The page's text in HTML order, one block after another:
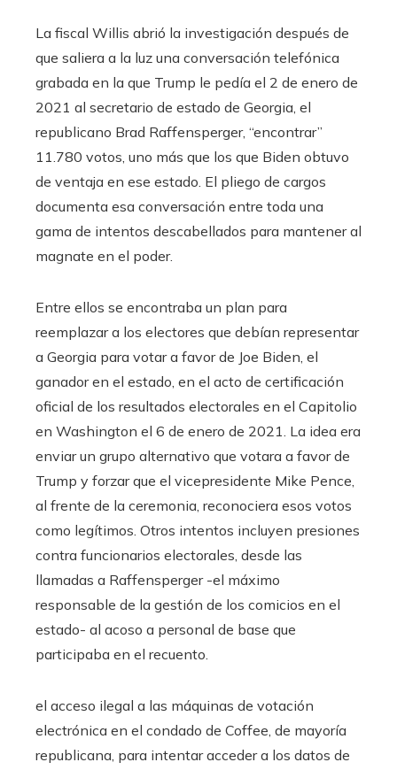
La fiscal Willis abrió la investigación después de
que saliera a la luz una conversación telefónica
grabada en la que Trump le pedía el 2 de enero de
2021 al secretario de estado de Georgia, el
republicano Brad Raffensperger, “encontrar”
11.780 votos, uno más que los que Biden obtuvo
de ventaja en ese estado. El pliego de cargos
documenta esa conversación entre toda una
gama de intentos descabellados para mantener al
magnate en el poder.
Entre ellos se encontraba un plan para
reemplazar a los electores que debían representar
a Georgia para votar a favor de Joe Biden, el
ganador en el estado, en el acto de certificación
oficial de los resultados electorales en el Capitolio
en Washington el 6 de enero de 2021. La idea era
enviar un grupo alternativo que votara a favor de
Trump y forzar que el vicepresidente Mike Pence,
al frente de la ceremonia, reconociera esos votos
como legítimos. Otros intentos incluyen presiones
contra funcionarios electorales, desde las
llamadas a Raffensperger -el máximo
responsable de la gestión de los comicios en el
estado- al acoso a personal de base que
participaba en el recuento.
el acceso ilegal a las máquinas de votación
electrónica en el condado de Coffee, de mayoría
republicana, para intentar acceder a los datos de